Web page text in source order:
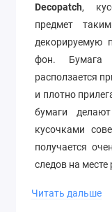
Decopatch,
предмет
декорируемую
фон. Бумага
расползается
и плотно
бумаги
кусочками
получается
следов на
Размер 30х40 см
Читать дальше